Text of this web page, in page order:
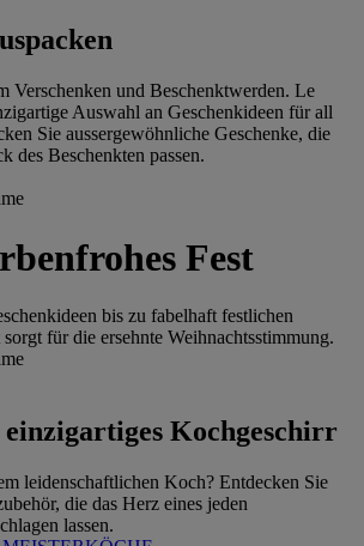
Verschenken und Beschenktwerden. Le
Auswahl an Geschenkideen für all
Sie aussergewöhnliche Geschenke, die
des Beschenkten passen.
Fest
bis zu fabelhaft festlichen
für die ersehnte Weihnachtsstimmung.
einzigartiges Kochgeschirr
leidenschaftlichen Koch? Entdecken Sie
die das Herz eines jeden
lassen.